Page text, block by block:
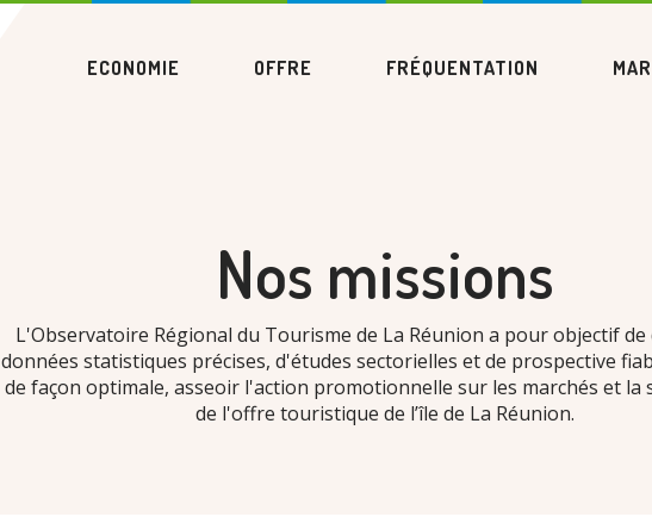
ECONOMIE OFFRE FRÉQUENTATION
Nos missions
L'Observatoire Régional du Tourisme de La Réunion a pour objectif de
données statistiques précises, d'études sectorielles et de prospective
de façon optimale, asseoir l'action promotionnelle sur les marchés et
de l'offre touristique de l’île de La Réunion.